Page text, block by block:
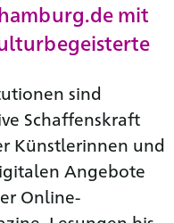
mit
sind
Schaffenskraft
Künstlerinnen und
Angebote
Online-